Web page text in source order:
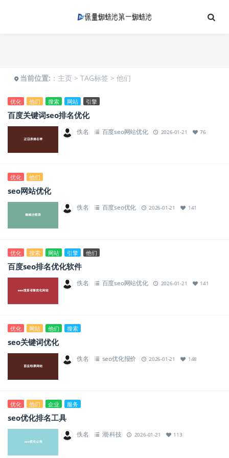
当前位置: ： 主页 > TAG标签 > 他们
优化 他们 搜索 网站 引擎
百度关键词seo排名优化
佚名 百度seo网站优化 2026-01-21 76
优化 他们
seo网站优化
佚名 百度seo优化 2026-01-21 141
优化 搜索 网站 引擎 他们
百度seo排名优化软件
佚名 百度seo网站优化 2026-01-21 141
优化 网站 他们 搜索
seo关键词优化
佚名 seo优化报价 2026-01-21 148
优化 他们 企业 服务
seo优化排名工具
佚名 潮·科技 2026-01-21 113